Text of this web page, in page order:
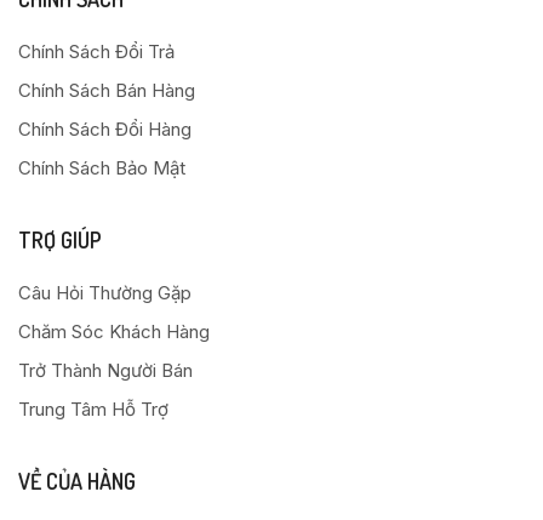
Chính Sách Đổi Trả
Chính Sách Bán Hàng
Chính Sách Đổi Hàng
Chính Sách Bảo Mật
TRỢ GIÚP
Câu Hỏi Thường Gặp
Chăm Sóc Khách Hàng
Trở Thành Người Bán
Trung Tâm Hỗ Trợ
VỀ CỦA HÀNG